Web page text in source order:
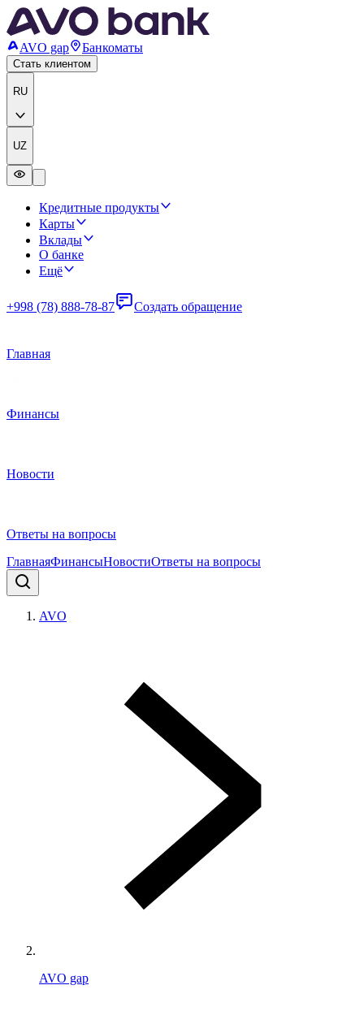
AVO gap Банкоматы
Стать клиентом
RU
UZ
Кредитные продукты
Карты
Вклады
О банке
Ещё
+998 (78) 888-78-87 Создать обращение
Главная
Финансы
Новости
Ответы на вопросы
ГлавнаяФинансыНовостиОтветы на вопросы
AVO
AVO gap